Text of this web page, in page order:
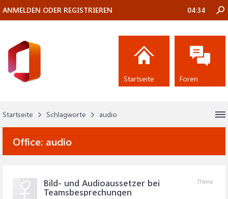
Startseite Schlagworte audio
Office: audio
Thema
Bild- und Audioaussetzer bei
Teamsbesprechungen
ANMELDEN ODER REGISTRIEREN 04:34
Startseite Foren